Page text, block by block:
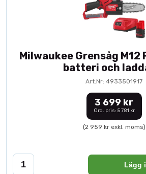
Milwaukee Grensåg M12
batteri och
Art.Nr: 4933501917
3 699 kr
Ord. pris: 5 781 kr
(2 959 kr exkl. moms)
Lägg